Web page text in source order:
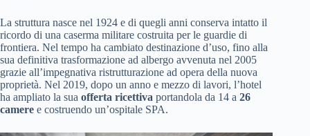
La struttura nasce nel 1924 e di quegli anni conserva intatto il
ricordo di una caserma militare costruita per le guardie di
frontiera. Nel tempo ha cambiato destinazione d’uso, fino alla
sua definitiva trasformazione ad albergo avvenuta nel 2005
grazie all’impegnativa ristrutturazione ad opera della nuova
proprietà. Nel 2019, dopo un anno e mezzo di lavori, l’hotel
ha ampliato la sua offerta ricettiva portandola da 14 a 26
camere e costruendo un’ospitale SPA.